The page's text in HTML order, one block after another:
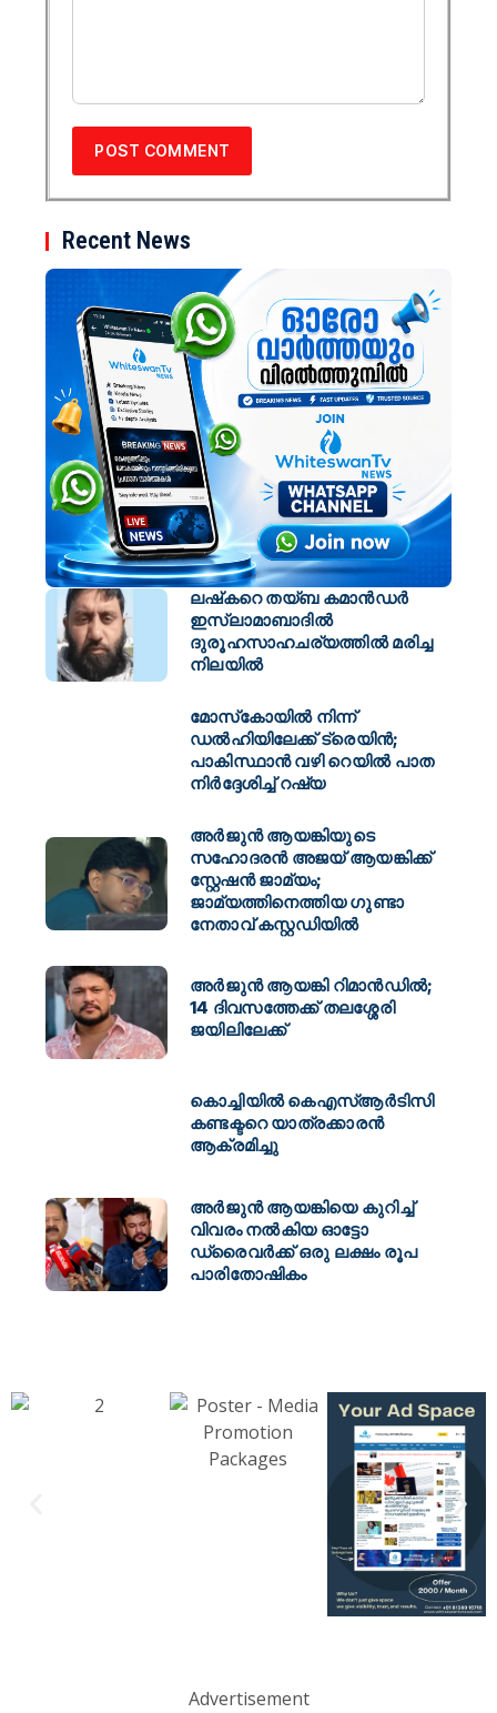
Recent News
ലഷ്‌കറെ തയ്ബ കമാൻഡർ
ഇസ്ലാമാബാദിൽ
ദുരൂഹസാഹചര്യത്തിൽ മരിച്ച
നിലയിൽ
മോസ്‌കോയിൽ നിന്ന്
ഡൽഹിയിലേക്ക് ട്രെയിൻ;
പാകിസ്ഥാൻ വഴി റെയിൽ പാത
നിർദ്ദേശിച്ച് റഷ്യ
അർജുൻ ആയങ്കിയുടെ
സഹോദരൻ അജയ് ആയങ്കിക്ക്
സ്റ്റേഷൻ ജാമ്യം;
ജാമ്യത്തിനെത്തിയ ഗുണ്ടാ
നേതാവ് കസ്റ്റഡിയിൽ
അർജുൻ ആയങ്കി റിമാൻഡിൽ;
14 ദിവസത്തേക്ക് തലശ്ശേരി
ജയിലിലേക്ക്
കൊച്ചിയിൽ കെഎസ്ആർടിസി
കണ്ടക്ടറെ യാത്രക്കാരൻ
ആക്രമിച്ചു
അർജുൻ ആയങ്കിയെ കുറിച്ച്
വിവരം നൽകിയ ഓട്ടോ
ഡ്രൈവർക്ക് ഒരു ലക്ഷം രൂപ
പാരിതോഷികം
Advertisement